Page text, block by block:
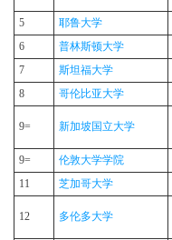
5 耶鲁大学
6
普林斯顿大学
7
斯坦福大学
8
哥伦比亚大学
9= 新加坡国立大学
9=
伦敦大学学院
11
芝加哥大学
12 多伦多大学